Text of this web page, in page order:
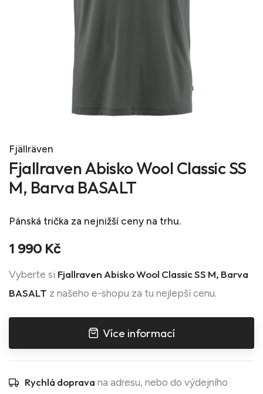
Fjällräven
Fjallraven Abisko Wool Classic SS
M, Barva BASALT
Pánská trička za nejnižší ceny na trhu.
1 990 Kč
Vyberte si Fjallraven Abisko Wool Classic SS M, Barva
BASALT z našeho e-shopu za tu nejlepší cenu.
Více informací
Rychlá doprava na adresu, nebo do výdejního